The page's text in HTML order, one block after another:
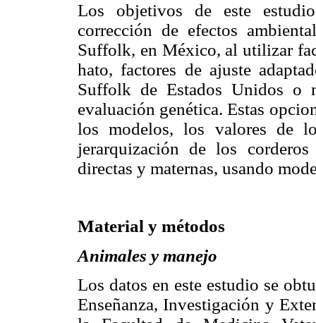
Los objetivos de este
corrección de efectos
Suffolk, en México, al utilizar
hato, factores de ajuste
Suffolk de Estados Unidos o
evaluación genética. Estas
los modelos, los valores de
jerarquización de los
directas y maternas, usando
Material y métodos
Animales y manejo
Los datos en este estudio se
Enseñanza, Investigación y